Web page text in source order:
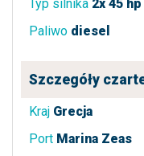
Typ silnika 2x 45 hp
Paliwo diesel
Szczegóły
Kraj Grecja
Port Marina Zeas